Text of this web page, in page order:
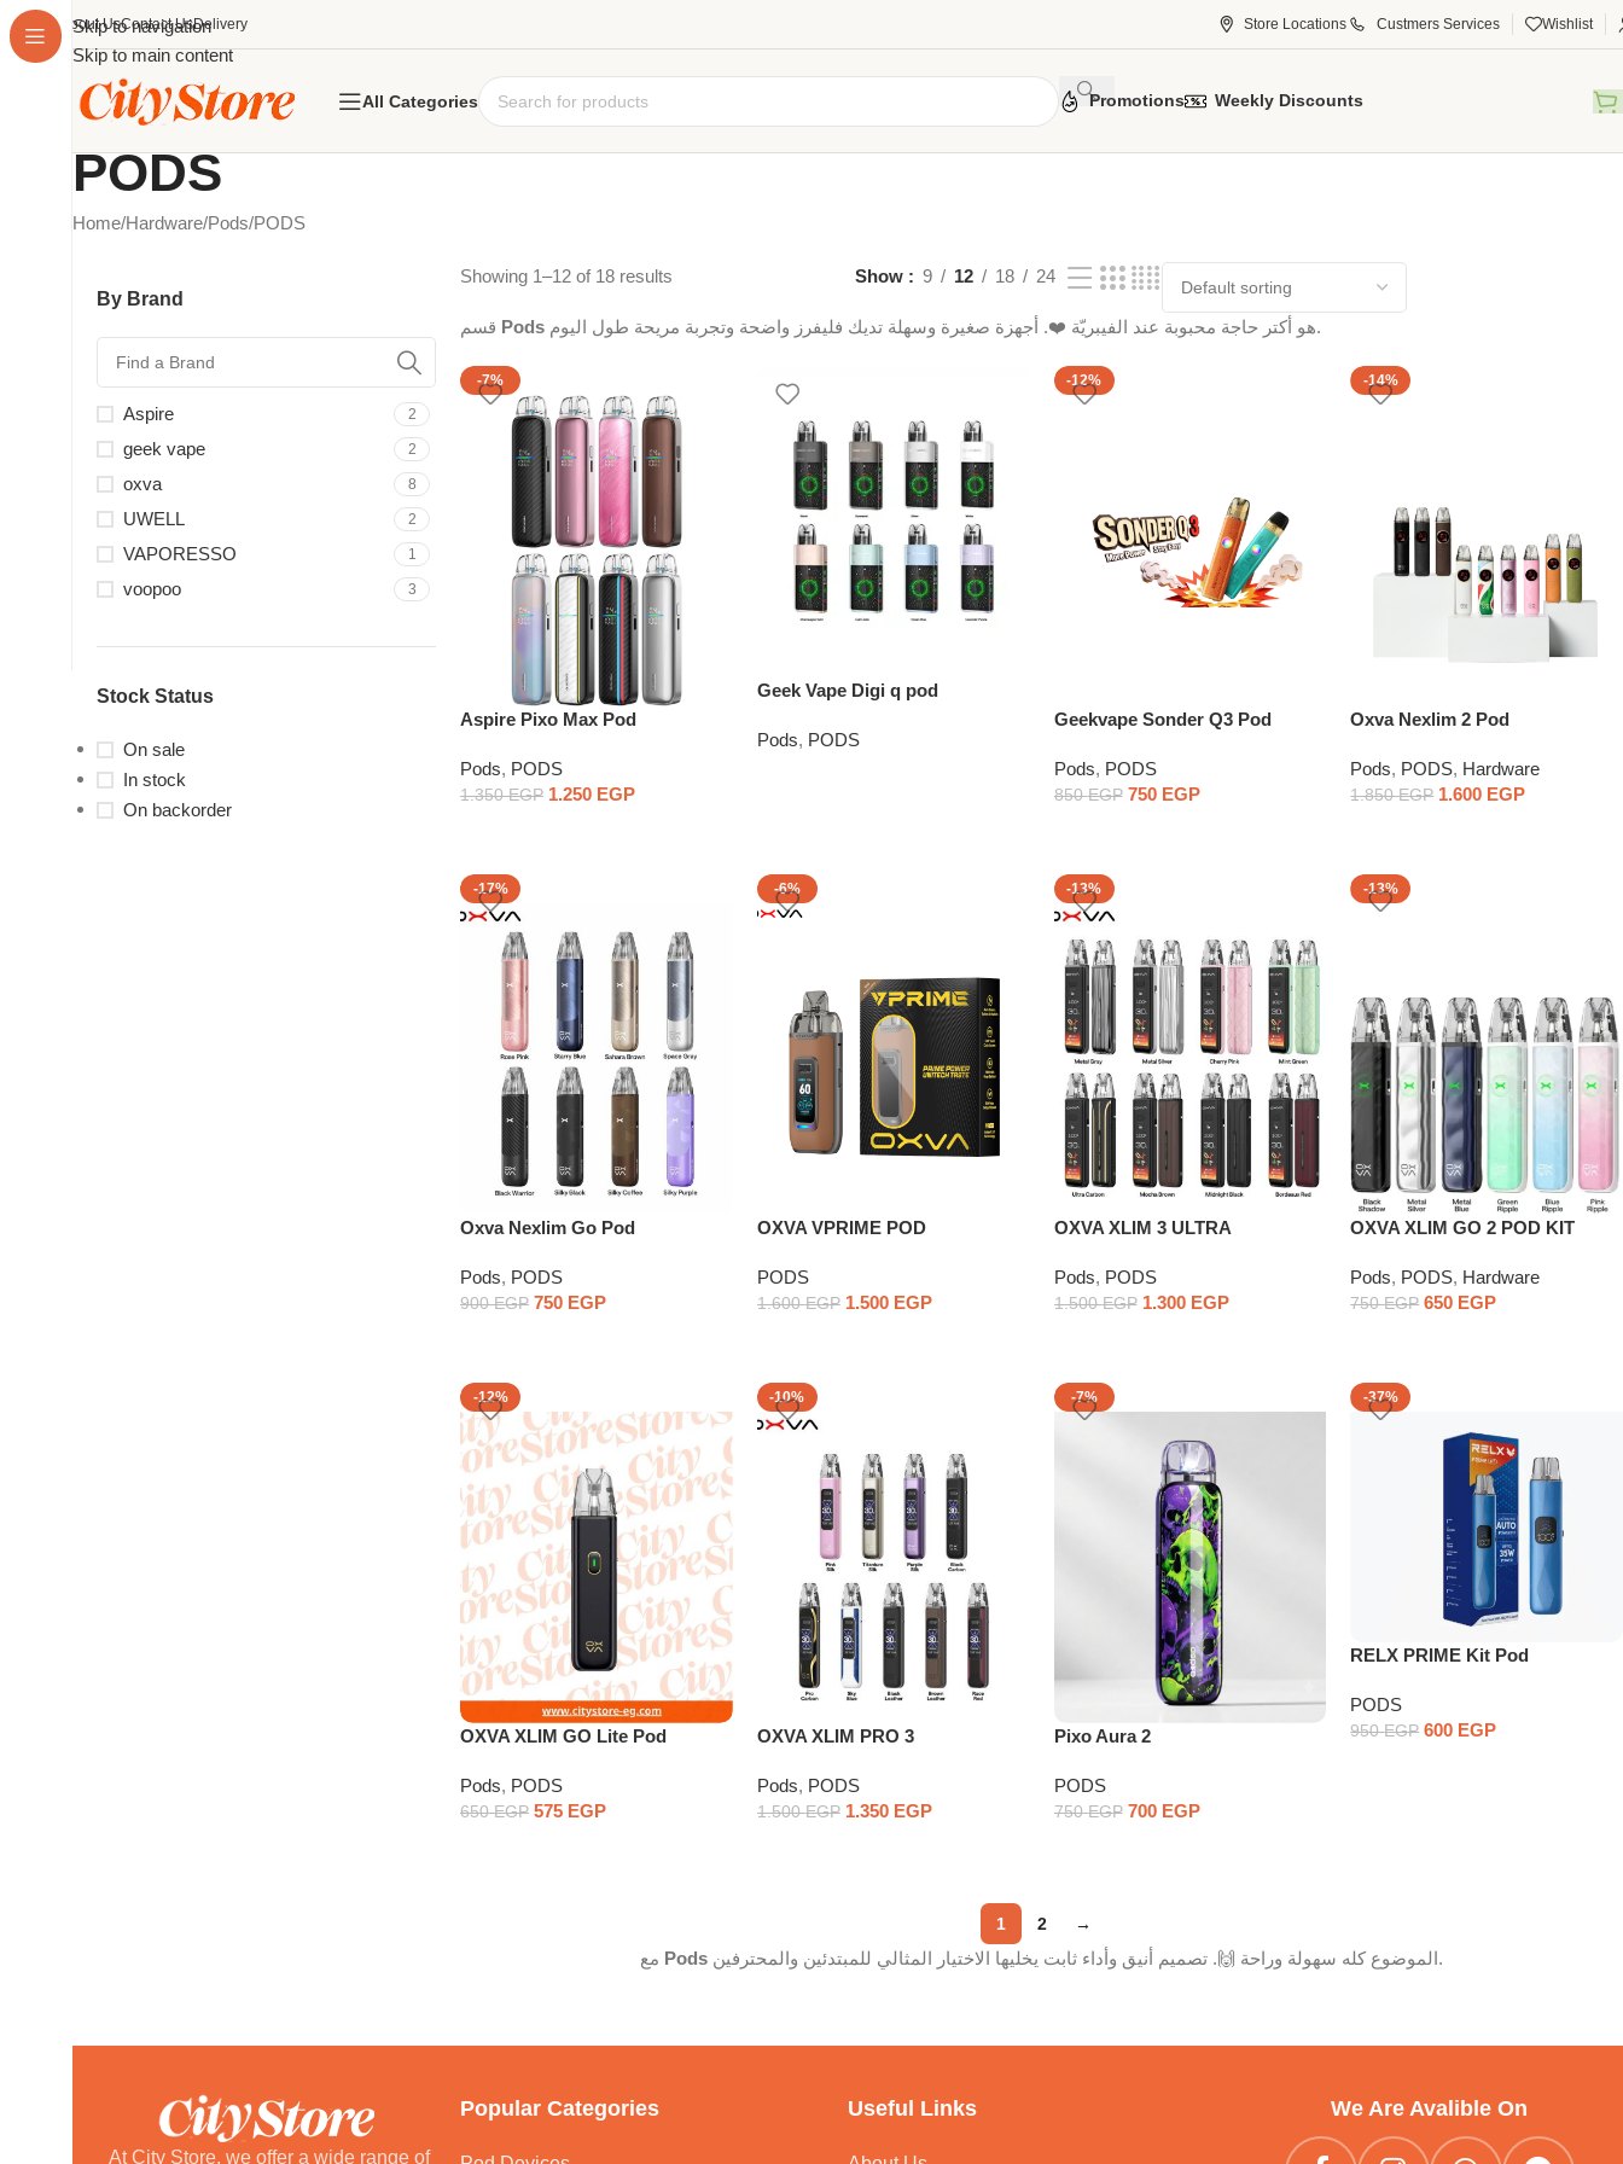
Skip to navigation
Skip to main content
About UsContact UsDelivery Store Locations Custmers Services Wishlist
All Categories Promotions Weekly Discounts
PODS
Home Hardware Pods PODS
By Brand
Aspire 2
geek vape 2
oxva 8
UWELL 2
VAPORESSO 1
voopoo 3
Stock Status
On sale
In stock
On backorder
Showing 1–12 of 18 results Show 9 12 18 24
Pods هو أكتر حاجة محبوبة عند الفيبريّة ❤️. أجهزة صغيرة وسهلة تديك فليفرز واضحة وتجربة مريحة طول اليوم.
-7%
Aspire Pixo Max Pod
Pods, PODS
1.350EGP 1.250 EGP
Geek Vape Digi q pod
Pods, PODS
-12%
Geekvape Sonder Q3 Pod
Pods, PODS
850EGP 750 EGP
-14%
Oxva Nexlim 2 Pod
Pods, PODS, Hardware
1.850EGP 1.600 EGP
-17%
Oxva Nexlim Go Pod
Pods, PODS
900EGP 750 EGP
-6%
OXVA VPRIME POD
PODS
1.600EGP 1.500 EGP
-13%
OXVA XLIM 3 ULTRA
Pods, PODS
1.500EGP 1.300 EGP
-13%
OXVA XLIM GO 2 POD KIT
Pods, PODS, Hardware
750EGP 650 EGP
-12%
OXVA XLIM GO Lite Pod
Pods, PODS
650EGP 575 EGP
-10%
OXVA XLIM PRO 3
Pods, PODS
1.500EGP 1.350 EGP
-7%
Pixo Aura 2
PODS
750EGP 700 EGP
-37%
RELX PRIME Kit Pod
PODS
950EGP 600 EGP
1 2 →
Pods الموضوع كله سهولة وراحة 🙌. تصميم أنيق وأداء ثابت يخليها الاختيار المثالي للمبتدئين والمحترفين.
At City Store, we offer a wide range of
Popular Categories Useful Links We Are Avalible On